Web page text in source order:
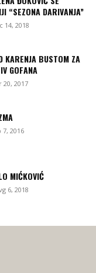
“SEZONA DARIVANJA”
14, 2018
KARENJA BUSTOM ZA
GOFANA
20, 2017
7, 2016
MIĆKOVIĆ
6, 2018